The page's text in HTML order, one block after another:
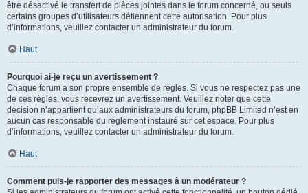
être désactivé le transfert de pièces jointes dans le forum concerné, ou seuls
certains groupes d’utilisateurs détiennent cette autorisation. Pour plus
d’informations, veuillez contacter un administrateur du forum.
Haut
Pourquoi ai-je reçu un avertissement ?
Chaque forum a son propre ensemble de règles. Si vous ne respectez pas une
de ces règles, vous recevrez un avertissement. Veuillez noter que cette
décision n’appartient qu’aux administrateurs du forum, phpBB Limited n’est en
aucun cas responsable du règlement instauré sur cet espace. Pour plus
d’informations, veuillez contacter un administrateur du forum.
Haut
Comment puis-je rapporter des messages à un modérateur ?